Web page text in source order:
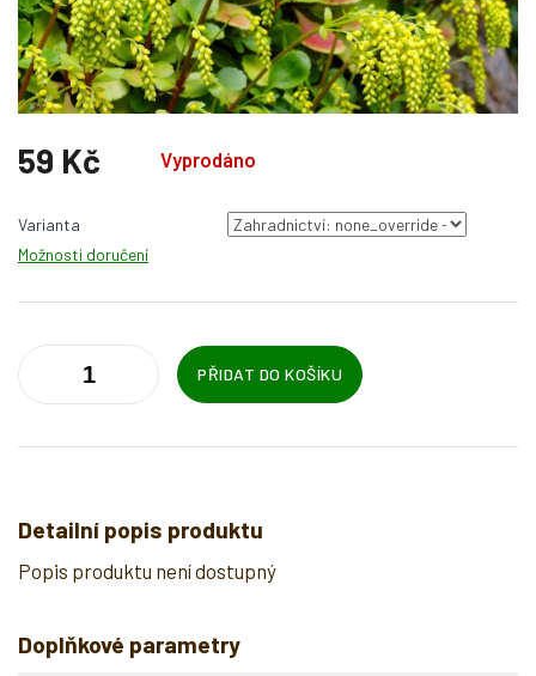
59 Kč Vyprodáno
cena:
Varianta
Možnosti doručení
PŘIDAT DO KOŠÍKU
Detailní popis produktu
Popis produktu není dostupný
Doplňkové parametry